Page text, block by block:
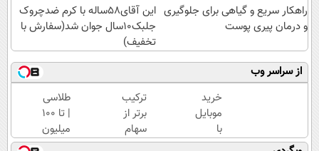
راهکار سریع و گیاهی برای جلوگیری
و درمان پیری پوست
این آقای58ساله با کرم ضدچروک
جلبک10سال جوان شد(سفارش با
تخفیف)
از سراسر وب
خرید
موبایل
با
اسنپ
ترکیب
برتر از
سهام
برتر
طلاسی
| تا 100
میلیون
وام